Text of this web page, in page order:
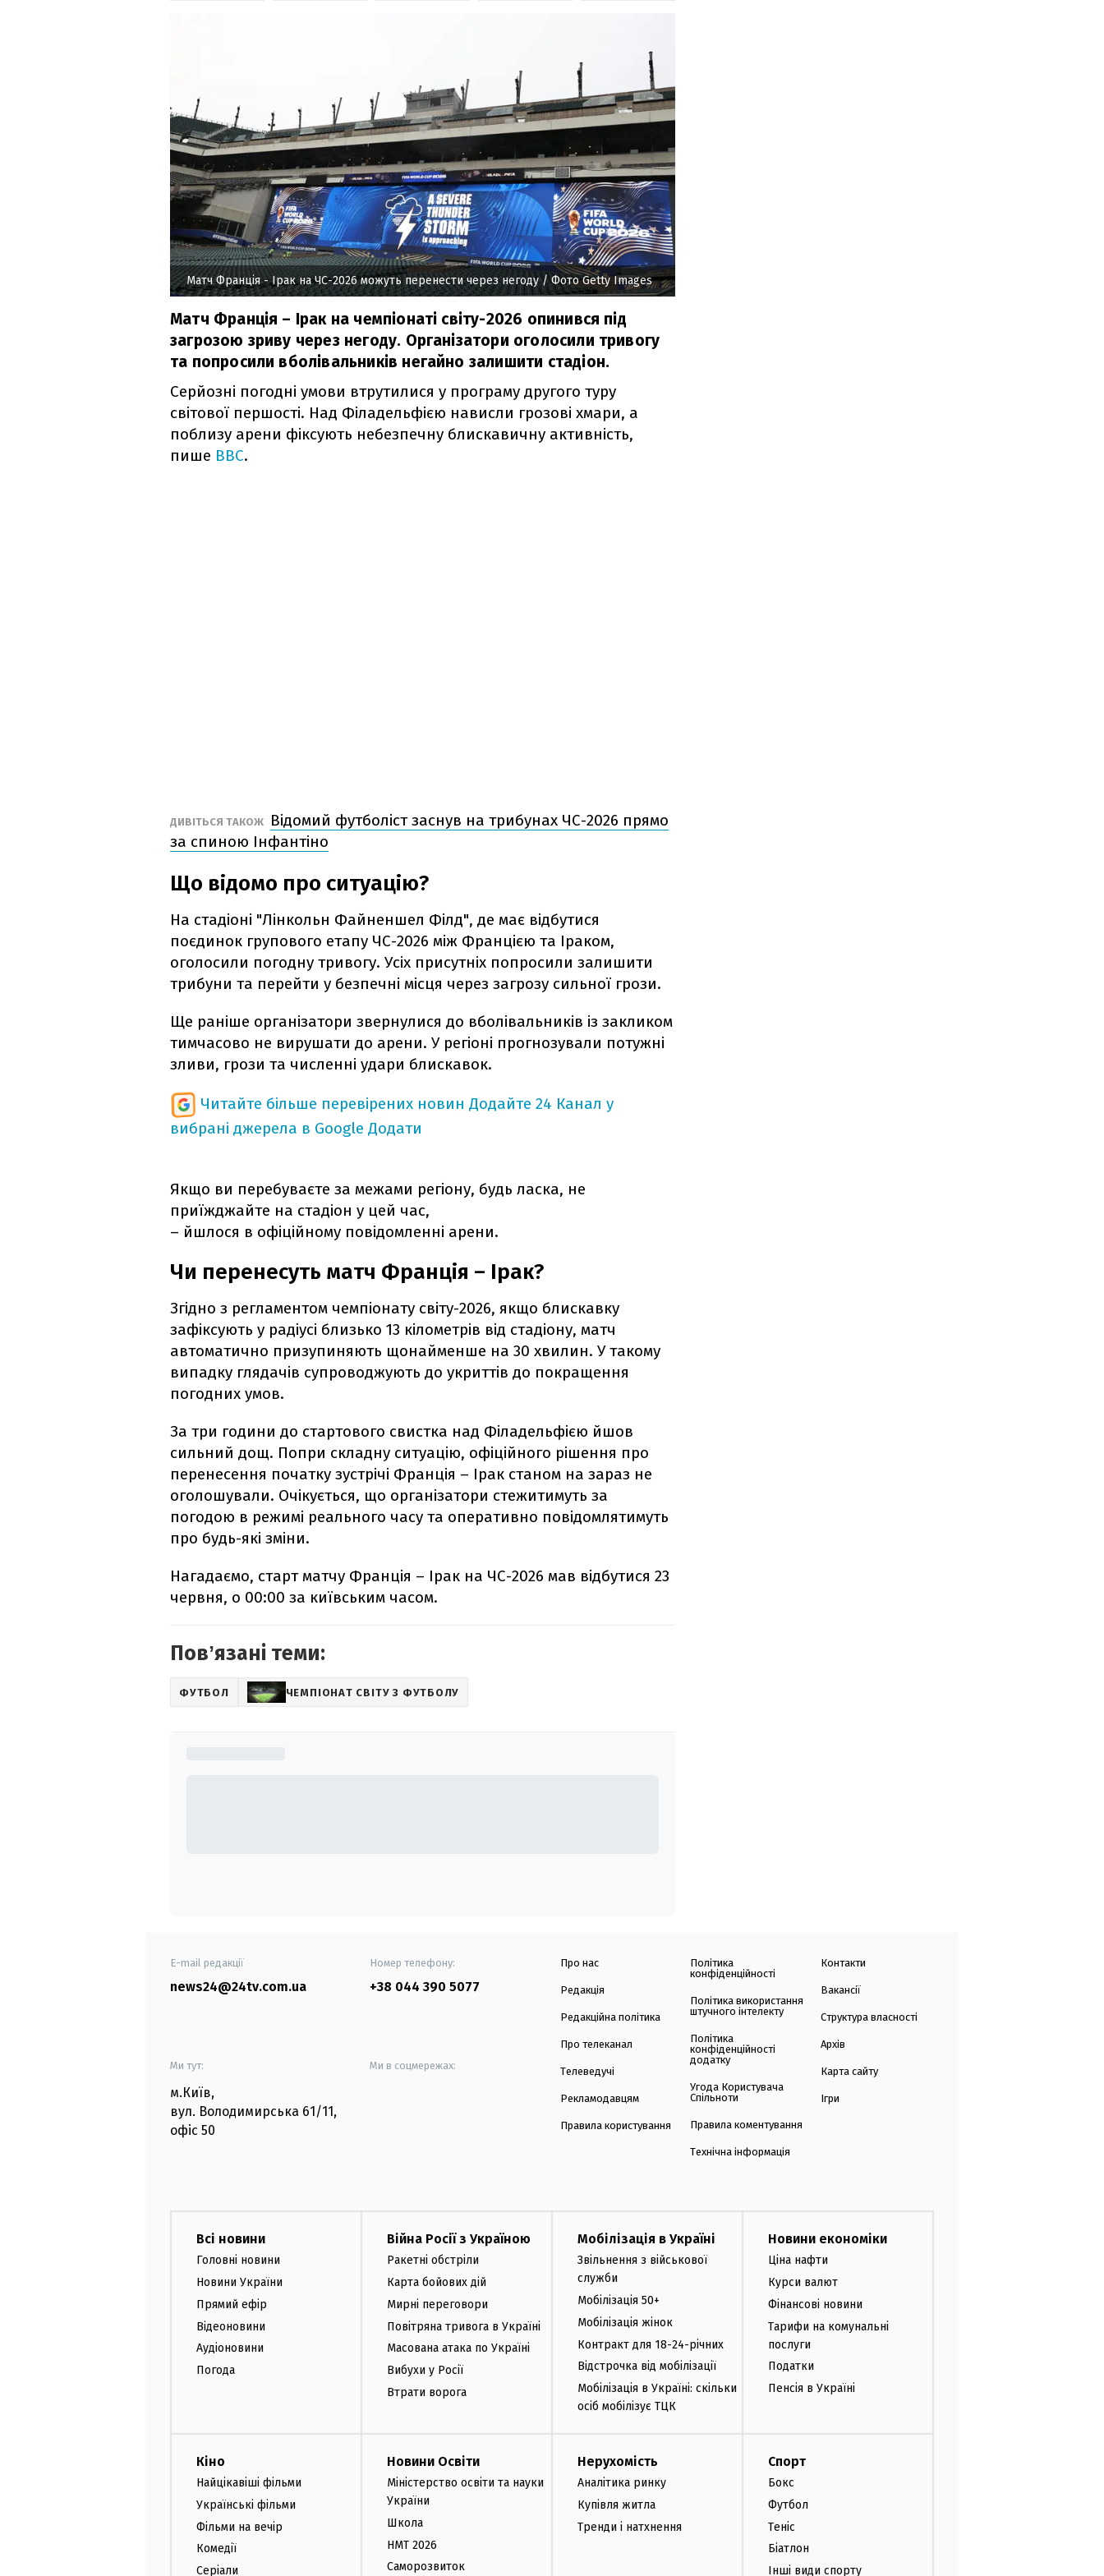
Матч Франція - Ірак на ЧС-2026 можуть перенести через негоду/ Фото Getty Images
Матч Франція – Ірак на чемпіонаті світу-2026 опинився під
загрозою зриву через негоду. Організатори оголосили тривогу
та попросили вболівальників негайно залишити стадіон.
Серйозні погодні умови втрутилися у програму другого туру
світової першості. Над Філадельфією нависли грозові хмари, а
поблизу арени фіксують небезпечну блискавичну активність,
пише BBC.
ДИВІТЬСЯ ТАКОЖ
Відомий футболіст заснув на трибунах ЧС-2026 прямо
за спиною Інфантіно
Що відомо про ситуацію?
На стадіоні "Лінкольн Файненшел Філд", де має відбутися
поєдинок групового етапу ЧС-2026 між Францією та Іраком,
оголосили погодну тривогу. Усіх присутніх попросили залишити
трибуни та перейти у безпечні місця через загрозу сильної грози.
Ще раніше організатори звернулися до вболівальників із закликом
тимчасово не вирушати до арени. У регіоні прогнозували потужні
зливи, грози та численні удари блискавок.
Читайте більше перевірених новин Додайте 24 Канал у
вибрані джерела в Google Додати
Якщо ви перебуваєте за межами регіону, будь ласка, не
приїжджайте на стадіон у цей час,
– йшлося в офіційному повідомленні арени.
Чи перенесуть матч Франція – Ірак?
Згідно з регламентом чемпіонату світу-2026, якщо блискавку
зафіксують у радіусі близько 13 кілометрів від стадіону, матч
автоматично призупиняють щонайменше на 30 хвилин. У такому
випадку глядачів супроводжують до укриттів до покращення
погодних умов.
За три години до стартового свистка над Філадельфією йшов
сильний дощ. Попри складну ситуацію, офіційного рішення про
перенесення початку зустрічі Франція – Ірак станом на зараз не
оголошували. Очікується, що організатори стежитимуть за
погодою в режимі реального часу та оперативно повідомлятимуть
про будь-які зміни.
Нагадаємо, старт матчу Франція – Ірак на ЧС-2026 мав відбутися 23
червня, о 00:00 за київським часом.
Повʼязані теми:
ФУТБОЛ ЧЕМПІОНАТ СВІТУ З ФУТБОЛУ
E-mail редакції
news24@24tv.com.ua
Номер телефону:
+38 044 390 5077
Ми тут:
м.Київ,
вул. Володимирська 61/11,
офіс 50
Ми в соцмережах:
Про нас
Редакція
Редакційна політика
Про телеканал
Телеведучі
Рекламодавцям
Правила користування
Політика
конфіденційності
Політика використання
штучного інтелекту
Політика
конфіденційності
додатку
Угода Користувача
Спільноти
Правила коментування
Технічна інформація
Контакти
Вакансії
Структура власності
Архів
Карта сайту
Ігри
Всі новини
Головні новини
Новини України
Прямий ефір
Відеоновини
Аудіоновини
Погода
Війна Росії з Україною
Ракетні обстріли
Карта бойових дій
Мирні переговори
Повітряна тривога в Україні
Масована атака по Україні
Вибухи у Росії
Втрати ворога
Мобілізація в Україні
Звільнення з військової
служби
Мобілізація 50+
Мобілізація жінок
Контракт для 18-24-річних
Відстрочка від мобілізації
Мобілізація в Україні: скільки
осіб мобілізує ТЦК
Новини економіки
Ціна нафти
Курси валют
Фінансові новини
Тарифи на комунальні
послуги
Податки
Пенсія в Україні
Кіно
Найцікавіші фільми
Українські фільми
Фільми на вечір
Комедії
Серіали
Новини Освіти
Міністерство освіти та науки
України
Школа
НМТ 2026
Саморозвиток
Нерухомість
Аналітика ринку
Купівля житла
Тренди і натхнення
Спорт
Бокс
Футбол
Теніс
Біатлон
Інші види спорту